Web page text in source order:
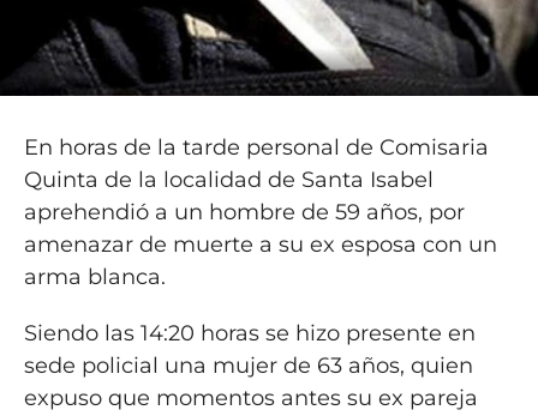
En horas de la tarde personal de Comisaria
Quinta de la localidad de Santa Isabel
aprehendió a un hombre de 59 años, por
amenazar de muerte a su ex esposa con un
arma blanca.
Siendo las 14:20 horas se hizo presente en
sede policial una mujer de 63 años, quien
expuso que momentos antes su ex pareja